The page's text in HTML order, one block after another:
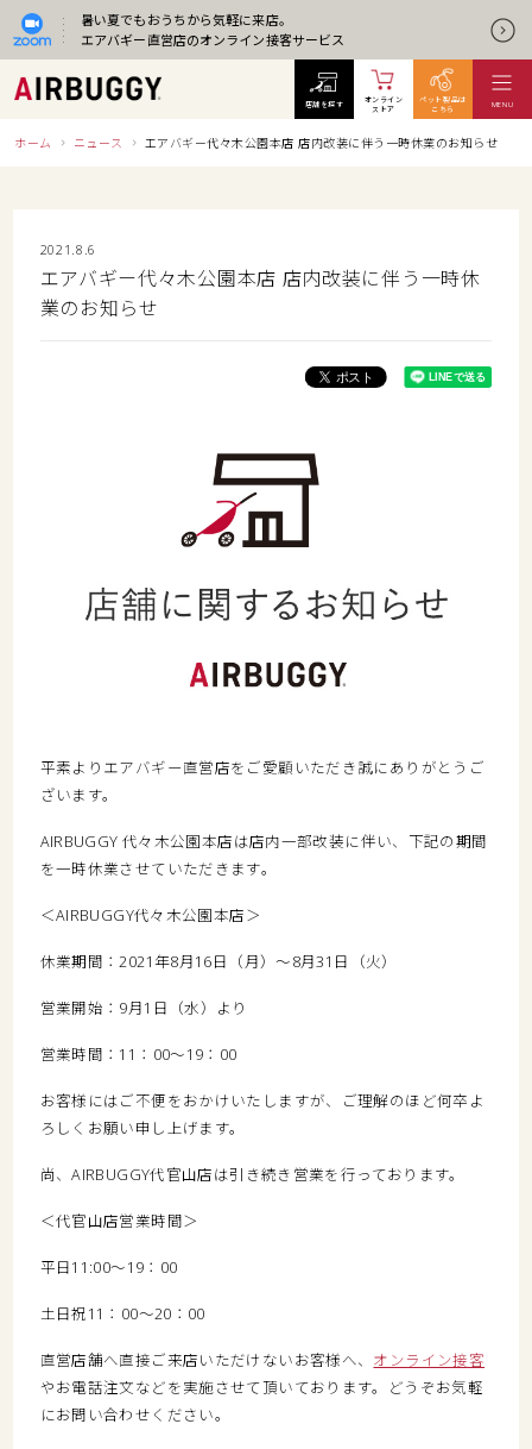
暑い夏でもおうちから気軽に来店。
エアバギー直営店のオンライン接客サービス
ホーム ニュース エアバギー代々木公園本店 店内改装に伴う一時休業のお知らせ
2021.8.6
エアバギー代々木公園本店 店内改装に伴う一時休
業のお知らせ
平素よりエアバギー直営店をご愛顧いただき誠にありがとうご
ざいます。
AIRBUGGY 代々木公園本店は店内一部改装に伴い、下記の期間
を一時休業させていただきます。
＜AIRBUGGY代々木公園本店＞
休業期間：2021年8月16日（月）～8月31日（火）
営業開始：9月1日（水）より
営業時間：11：00～19：00
お客様にはご不便をおかけいたしますが、ご理解のほど何卒よ
ろしくお願い申し上げます。
尚、AIRBUGGY代官山店は引き続き営業を行っております。
＜代官山店営業時間＞
平日11:00～19：00
土日祝11：00～20：00
直営店舗へ直接ご来店いただけないお客様へ、 オンライン接客
やお電話注文などを実施させて頂いております。どうぞお気軽
にお問い合わせください。
店舗を探す
オンライン
ストア
ペット製品は
こちら
MENU